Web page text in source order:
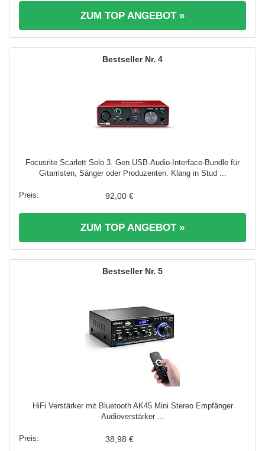
ZUM TOP ANGEBOT »
4
Focusrite Scarlett Solo 3. Gen USB-Audio-Interface-Bundle für
Gitarristen, Sänger oder Produzenten. Klang in Stud ...
92,00 €
ZUM TOP ANGEBOT »
5
HiFi Verstärker mit Bluetooth AK45 Mini Stereo Empfänger
Audioverstärker ...
38,98 €